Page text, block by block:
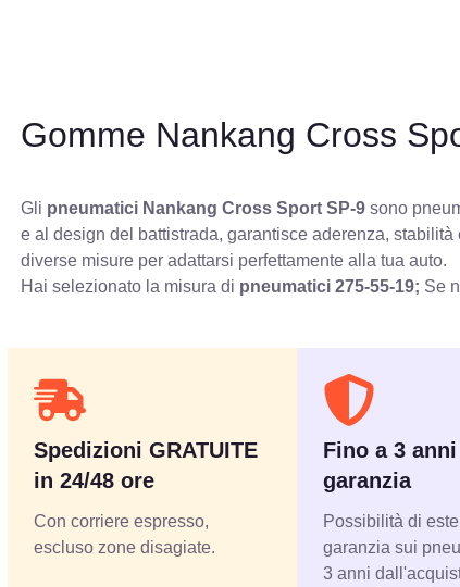
Gomme Nankang Cross
Gli pneumatici Nankang Cross Sport SP-9 sono
e al design del battistrada, garantisce aderenza,
diverse misure per adattarsi perfettamente alla tua auto.
Hai selezionato la misura di pneumatici275-55-19; Se
Spedizioni GRATUITE
in 24/48 ore
Con corriere espresso,
escluso zone disagiate.
Fino a 3
garanzia
Possibilità di
garanzia sui
3 anni